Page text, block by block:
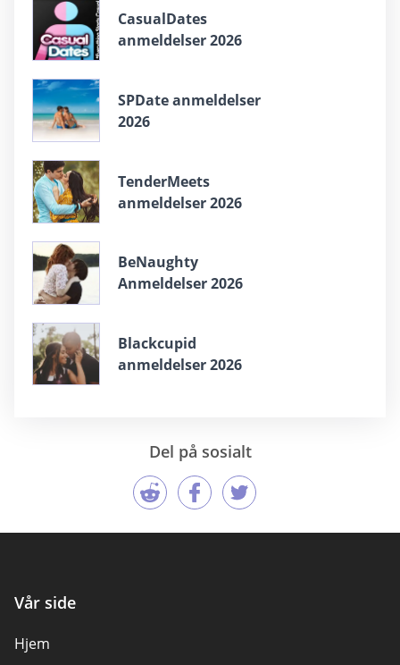
СasualDates
anmeldelser 2026
SPDate anmeldelser
2026
TenderMeets
anmeldelser 2026
BeNaughty
Anmeldelser 2026
Blackcupid
anmeldelser 2026
Del på sosialt
Vår side
Hjem